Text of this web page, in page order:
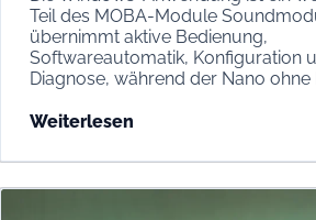
Teil des MOBA-Module
übernimmt aktive Bedienung,
Softwareautomatik, Konfiguration
Diagnose, während der Nano ohne
Weiterlesen